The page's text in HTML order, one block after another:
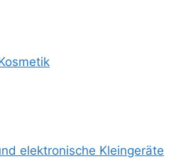
elektronische Kleingeräte